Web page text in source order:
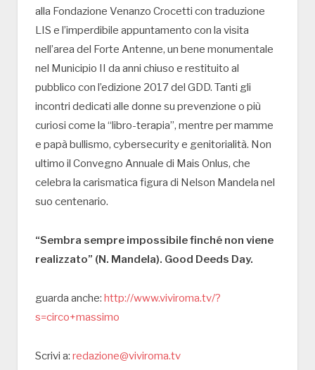
alla Fondazione Venanzo Crocetti con traduzione
LIS e l’imperdibile appuntamento con la visita
nell’area del Forte Antenne, un bene monumentale
nel Municipio II da anni chiuso e restituito al
pubblico con l’edizione 2017 del GDD. Tanti gli
incontri dedicati alle donne su prevenzione o più
curiosi come la “libro-terapia”, mentre per mamme
e papà bullismo, cybersecurity e genitorialità. Non
ultimo il Convegno Annuale di Mais Onlus, che
celebra la carismatica figura di Nelson Mandela nel
suo centenario.
“Sembra sempre impossibile finché non viene
realizzato” (N. Mandela). Good Deeds Day.
guarda anche: http://www.viviroma.tv/?
s=circo+massimo
Scrivi a: redazione@viviroma.tv